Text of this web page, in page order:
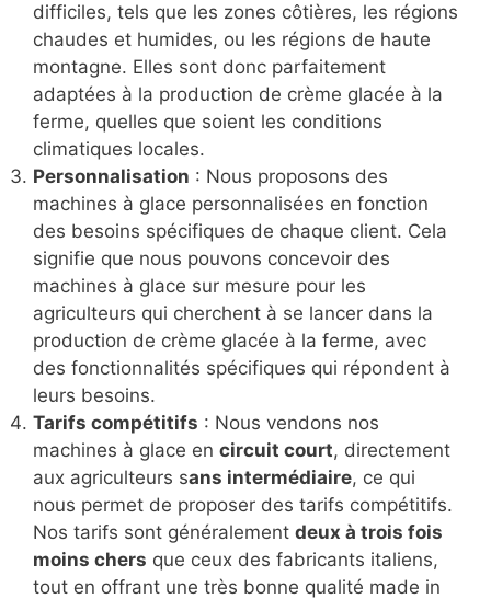
difficiles, tels que les zones côtières, les régions
chaudes et humides, ou les régions de haute
montagne. Elles sont donc parfaitement
adaptées à la production de crème glacée à la
ferme, quelles que soient les conditions
climatiques locales.
Personnalisation : Nous proposons des
machines à glace personnalisées en fonction
des besoins spécifiques de chaque client. Cela
signifie que nous pouvons concevoir des
machines à glace sur mesure pour les
agriculteurs qui cherchent à se lancer dans la
production de crème glacée à la ferme, avec
des fonctionnalités spécifiques qui répondent à
leurs besoins.
Tarifs compétitifs : Nous vendons nos
machines à glace en circuit court, directement
aux agriculteurs sans intermédiaire, ce qui
nous permet de proposer des tarifs compétitifs.
Nos tarifs sont généralement deux à trois fois
moins chers que ceux des fabricants italiens,
tout en offrant une très bonne qualité made in